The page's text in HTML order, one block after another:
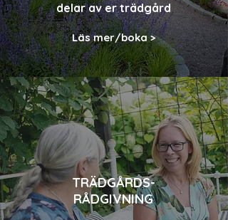
delar av er trädgård
Läs mer/boka >
TRÄDGÅRDS-
RÅDGIVNING